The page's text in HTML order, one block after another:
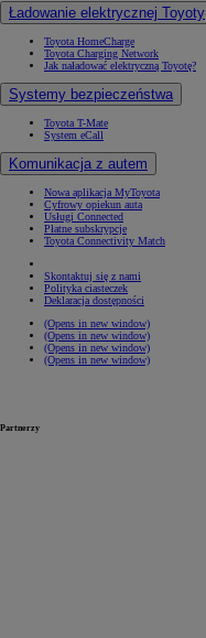
Ładowanie elektrycznej Toyoty
Toyota HomeCharge
Toyota Charging Network
Jak naładować elektryczną Toyotę?
Systemy bezpieczeństwa
Toyota T-Mate
System eCall
Komunikacja z autem
Nowa aplikacja MyToyota
Cyfrowy opiekun auta
Usługi Connected
Płatne subskrypcje
Toyota Connectivity Match
Skontaktuj się z nami
Polityka ciasteczek
Deklaracja dostępności
(Opens in new window)
(Opens in new window)
(Opens in new window)
(Opens in new window)
Partnerzy